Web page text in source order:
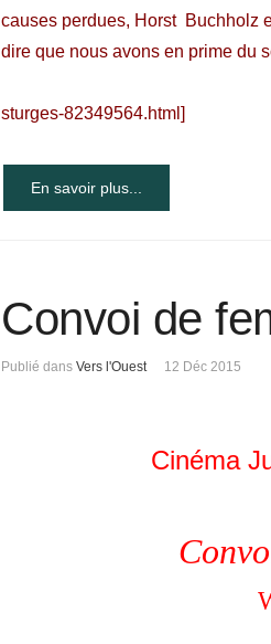
causes perdues, Horst Buchholz
dire que nous avons en prime du
sturges-82349564.html]
En savoir plus...
Convoi de
Publié dans Vers l'Ouest 12 Déc 2015
Cinéma